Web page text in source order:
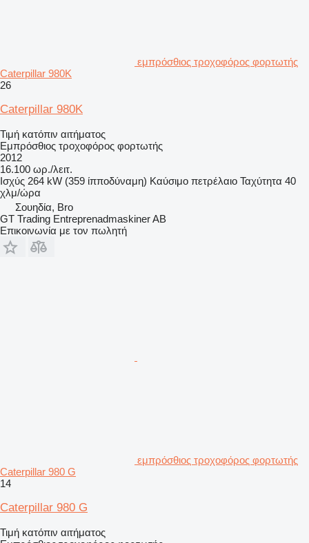
εμπρόσθιος τροχοφόρος φορτωτής
Caterpillar 980K
26
Caterpillar 980K
Τιμή κατόπιν αιτήματος
Εμπρόσθιος τροχοφόρος φορτωτής
2012
16.100 ωρ./λειτ.
Ισχύς 264 kW (359 ίπποδύναμη) Καύσιμο πετρέλαιο Ταχύτητα 40
χλμ/ώρα
Σουηδία, Bro
GT Trading Entreprenadmaskiner AB
Επικοινωνία με τον πωλητή
εμπρόσθιος τροχοφόρος φορτωτής
Caterpillar 980 G
14
Caterpillar 980 G
Τιμή κατόπιν αιτήματος